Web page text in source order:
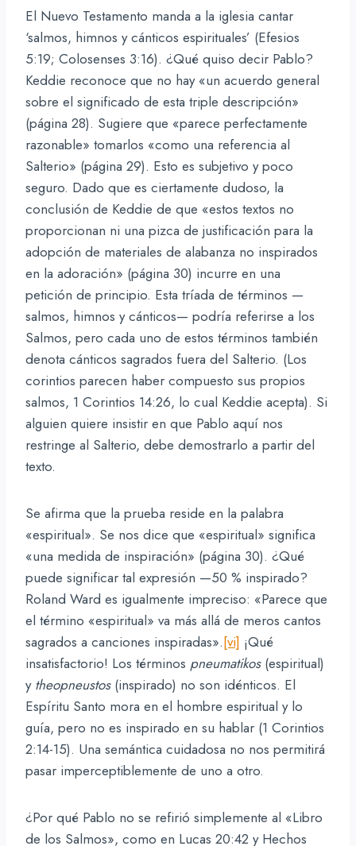
El Nuevo Testamento manda a la iglesia cantar
‘salmos, himnos y cánticos espirituales’ (Efesios
5:19; Colosenses 3:16). ¿Qué quiso decir Pablo?
Keddie reconoce que no hay «un acuerdo general
sobre el significado de esta triple descripción»
(página 28). Sugiere que «parece perfectamente
razonable» tomarlos «como una referencia al
Salterio» (página 29). Esto es subjetivo y poco
seguro. Dado que es ciertamente dudoso, la
conclusión de Keddie de que «estos textos no
proporcionan ni una pizca de justificación para la
adopción de materiales de alabanza no inspirados
en la adoración» (página 30) incurre en una
petición de principio. Esta tríada de términos —
salmos, himnos y cánticos— podría referirse a los
Salmos, pero cada uno de estos términos también
denota cánticos sagrados fuera del Salterio. (Los
corintios parecen haber compuesto sus propios
salmos, 1 Corintios 14:26, lo cual Keddie acepta). Si
alguien quiere insistir en que Pablo aquí nos
restringe al Salterio, debe demostrarlo a partir del
texto.
Se afirma que la prueba reside en la palabra
«espiritual». Se nos dice que «espiritual» significa
«una medida de inspiración» (página 30). ¿Qué
puede significar tal expresión —50 % inspirado?
Roland Ward es igualmente impreciso: «Parece que
el término «espiritual» va más allá de meros cantos
sagrados a canciones inspiradas».[vi] ¡Qué
insatisfactorio! Los términos pneumatikos(espiritual)
y theopneustos(inspirado) no son idénticos. El
Espíritu Santo mora en el hombre espiritual y lo
guía, pero no es inspirado en su hablar (1 Corintios
2:14-15). Una semántica cuidadosa no nos permitirá
pasar imperceptiblemente de uno a otro.
¿Por qué Pablo no se refirió simplemente al «Libro
de los Salmos», como en Lucas 20:42 y Hechos